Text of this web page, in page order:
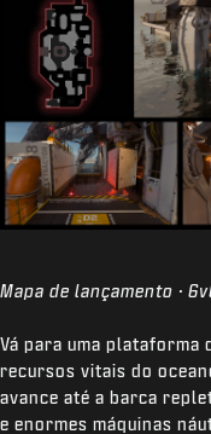
Mapa de lançamento ·
Vá para uma plataforma
recursos vitais do
avance até a barca
e enormes máquinas